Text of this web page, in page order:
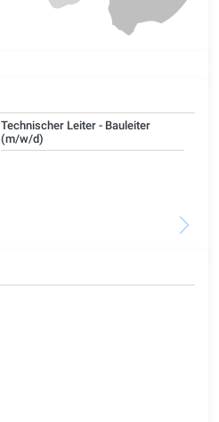
Technischer Leiter - Bauleiter
(m/w/d)